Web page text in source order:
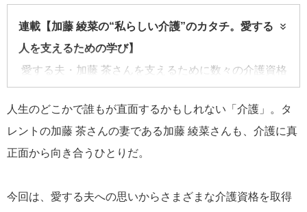
連載【加藤 綾菜の“私らしい介護”のカタチ。愛する
人を支えるための学び】
愛する夫・加藤 茶さんを支えるために数々の介護資格
通じてどんな学びや発見があったのか。本連載では、
加藤さんの実体験から介護と向き合うすべての人に役
に立つヒントをお届け。
人生のどこかで誰もが直面するかもしれない「介護」。タ
レントの加藤 茶さんの妻である加藤 綾菜さんも、介護に真
正面から向き合うひとりだ。
今回は、愛する夫への思いからさまざまな介護資格を取得